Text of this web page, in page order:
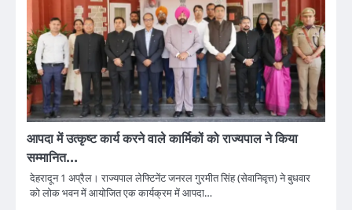
आपदा में उत्कृष्ट कार्य करने वाले कार्मिकों को राज्यपाल ने किया
सम्मानित…
देहरादून 1 अप्रैल। राज्यपाल लेफ्टिनेंट जनरल गुरमीत सिंह (सेवानिवृत्त) ने बुधवार
को लोक भवन में आयोजित एक कार्यक्रम में आपदा…